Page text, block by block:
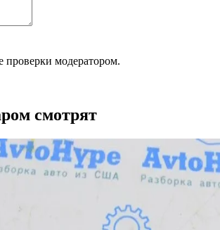
проверки модератором.
смотрят